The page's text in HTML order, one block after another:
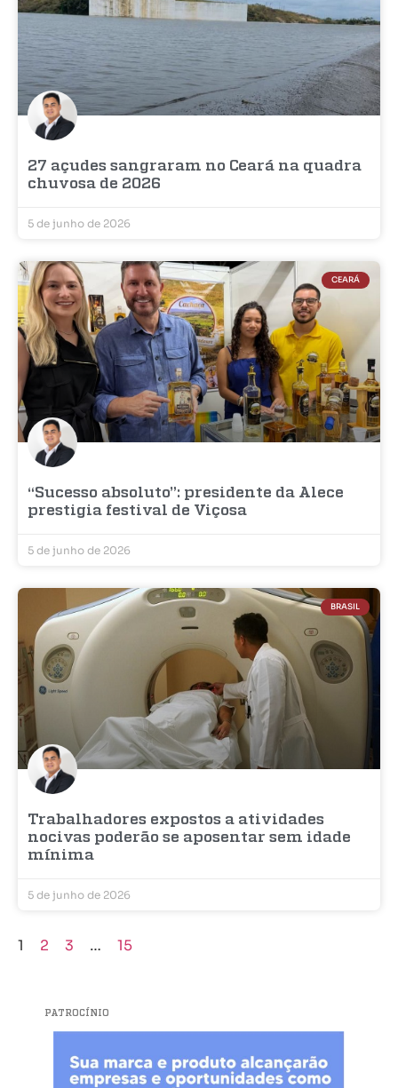
27 açudes sangraram no Ceará na quadra
chuvosa de 2026
5 de junho de 2026
CEARÁ
“Sucesso absoluto”: presidente da Alece
prestigia festival de Viçosa
5 de junho de 2026
BRASIL
Trabalhadores expostos a atividades
nocivas poderão se aposentar sem idade
mínima
5 de junho de 2026
1 2 3 … 15
PATROCÍNIO